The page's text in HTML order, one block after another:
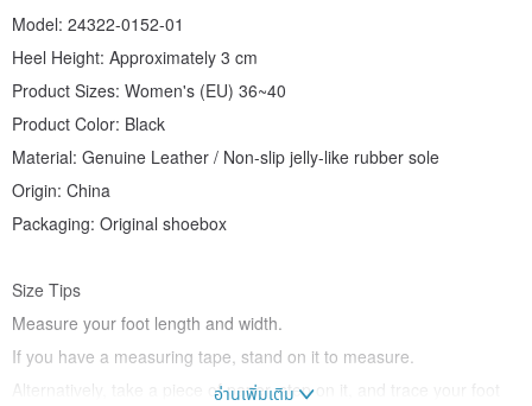
Model: 24322-0152-01
Heel Height: Approximately 3 cm
Product Sizes: Women's (EU) 36~40
Product Color: Black
Material: Genuine Leather / Non-slip jelly-like rubber sole
Origin: China
Packaging: Original shoebox
Size Tips
Measure your foot length and width.
If you have a measuring tape, stand on it to measure.
Alternatively, take a piece of paper, step on it, and trace your foot
อ่านเพิ่มเติม